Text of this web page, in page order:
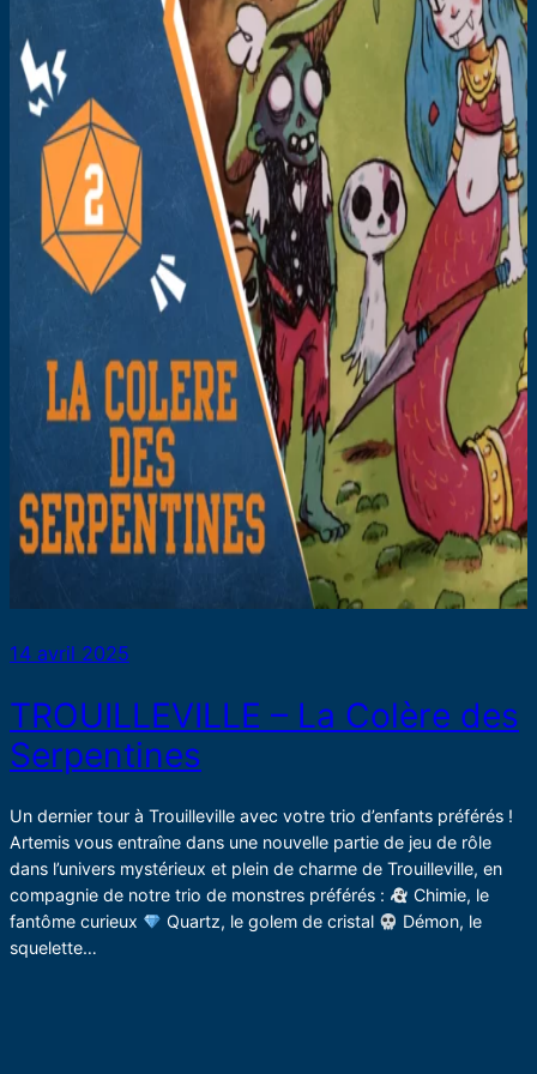
14 avril 2025
TROUILLEVILLE – La Colère des
Serpentines
Un dernier tour à Trouilleville avec votre trio d’enfants préférés !
Artemis vous entraîne dans une nouvelle partie de jeu de rôle
dans l’univers mystérieux et plein de charme de Trouilleville, en
compagnie de notre trio de monstres préférés :
Chimie, le
fantôme curieux
Quartz, le golem de cristal
Démon, le
squelette…